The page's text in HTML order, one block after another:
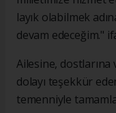
layık olabilmek
devam edeceğim."
Ailesine,
dolayı teşekkür
temenniyle